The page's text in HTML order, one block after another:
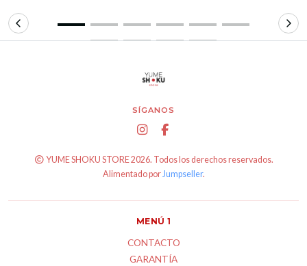
SÍGANOS
YUME SHOKU STORE 2026. Todos los derechos reservados.
Alimentado porJumpseller.
MENÚ 1
CONTACTO
GARANTÍA